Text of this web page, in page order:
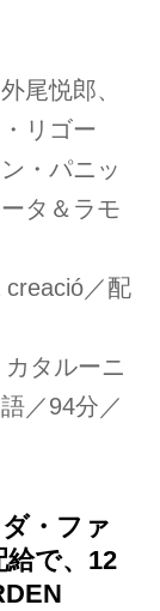
尾悦郎、
リゴー
・パニッ
タ＆ラモ
creació／配
カタルーニ
／94分／
・ファ
で、12